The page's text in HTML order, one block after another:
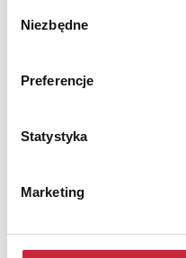
zgody
Niezbędne
Preferencje
Statystyka
Marketing
Nr katalogowy
Bez tytułu, 1985
sygn. i opisana u dołu ołówkiem